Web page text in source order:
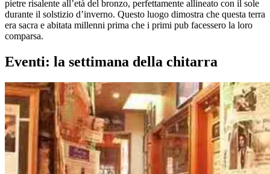
pietre risalente all’età del bronzo, perfettamente allineato con il sole
durante il solstizio d’inverno. Questo luogo dimostra che questa terra
era sacra e abitata millenni prima che i primi pub facessero la loro
comparsa.
Eventi: la settimana della chitarra